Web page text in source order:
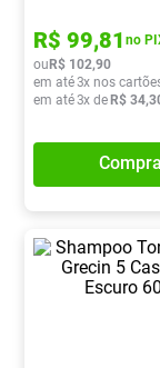
R$ 99,81 no
ouR$ 102,90
em até3x nos
em até3x deR$ 34,